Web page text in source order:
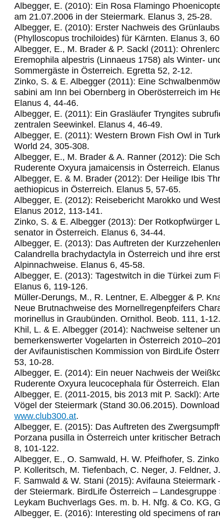
Albegger, E. (2010): Ein Rosa Flamingo
am 21.07.2006 in der Steiermark. Elanus 3, 25-28.
Albegger, E. (2010): Erster Nachweis des
(Phylloscopus trochiloides) für Kärnten. Elanus 3,
Albegger, E., M. Brader & P. Sackl (2011):
Eremophila alpestris (Linnaeus 1758) als Winter-
Sommergäste in Österreich. Egretta 52, 2-12.
Zinko, S. & E. Albegger (2011): Eine
sabini am Inn bei Obernberg in Oberösterreich im
Elanus 4, 44-46.
Albegger, E. (2011): Ein Grasläufer Tryngites
zentralen Seewinkel. Elanus 4, 46-49.
Albegger, E. (2011): Western Brown Fish Owl in
World 24, 305-308.
Albegger, E., M. Brader & A. Ranner (2012): Die
Ruderente Oxyura jamaicensis in Österreich.
Albegger, E. & M. Brader (2012): Der Heilige Ibis
aethiopicus in Österreich. Elanus 5, 57-65.
Albegger, E. (2012): Reisebericht Marokko und
Elanus 2012, 113-141.
Zinko, S. & E. Albegger (2013): Der Rotkopfwürger
senator in Österreich. Elanus 6, 34-44.
Albegger, E. (2013): Das Auftreten der
Calandrella brachydactyla in Österreich und ihre
Alpinnachweise. Elanus 6, 45-58.
Albegger, E. (2013): Tagestwitch in die Türkei zum
Elanus 6, 119-126.
Müller-Derungs, M., R. Lentner, E. Albegger & P.
Neue Brutnachweise des Mornellregenpfeifers
morinellus in Graubünden. Ornithol. Beob. 111, 1-12.
Khil, L. & E. Albegger (2014): Nachweise seltener
bemerkenswerter Vogelarten in Österreich
der Avifaunistischen Kommission von BirdLife
53, 10-28.
Albegger, E. (2014): Ein neuer Nachweis der
Ruderente Oxyura leucocephala für Österreich.
Albegger, E. (2011-2015, bis 2013 mit P. Sackl):
Vögel der Steiermark (Stand 30.06.2015).
www.club300.at.
Albegger, E. (2015): Das Auftreten des
Porzana pusilla in Österreich unter kritischer
8, 101-122.
Albegger, E., O. Samwald, H. W. Pfeifhofer, S.
P. Kolleritsch, M. Tiefenbach, C. Neger, J. Feldner,
F. Samwald & W. Stani (2015): Avifauna Steiermark
der Steiermark. BirdLife Österreich – Landesgruppe
Leykam Buchverlags Ges. m. b. H. Nfg. & Co. KG,
Albegger, E. (2016): Interesting old specimens of